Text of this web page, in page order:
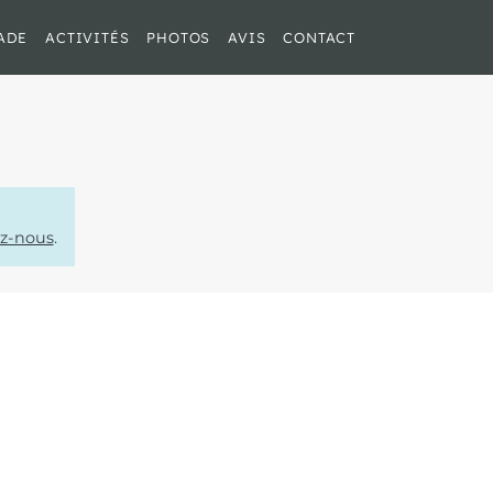
ACTIVITÉS PHOTOS AVIS CONTACT
nous.